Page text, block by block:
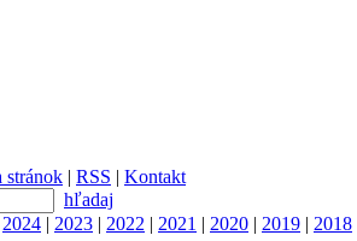
stránok | RSS | Kontakt
hľadaj
2024 | 2023 | 2022 | 2021 | 2020 | 2019 | 2018